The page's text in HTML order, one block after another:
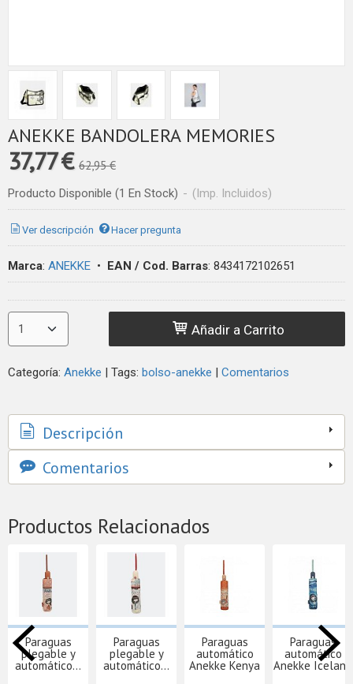
ANEKKE BANDOLERA MEMORIES
37,77 € 62,95 €
Producto Disponible (1 En Stock) - (Imp. Incluidos)
Ver descripción Hacer pregunta
Marca: ANEKKE • EAN / Cod. Barras: 8434172102651
Añadir a Carrito
Categoría: Anekke | Tags: bolso-anekke | Comentarios
Descripción
Comentarios
Productos Relacionados
Paraguas
plegable y
automático...
Paraguas
plegable y
automático...
Paraguas
automático
Anekke Kenya
Paraguas
automático
Anekke Iceland